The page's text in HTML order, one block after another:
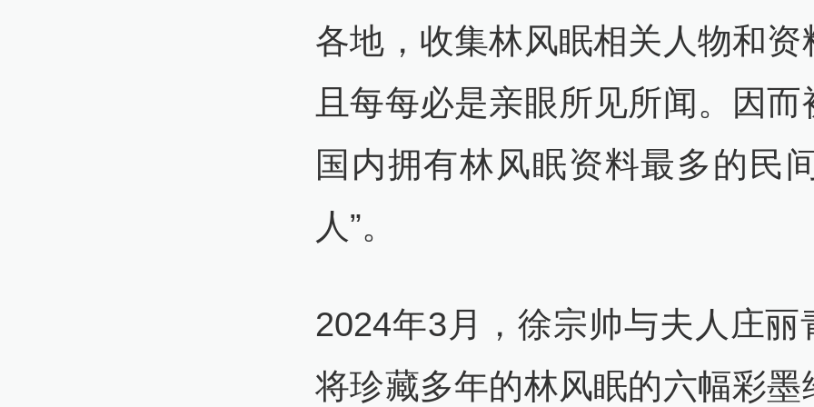
各地，收集林风眠相关人物和资
且每每必是亲眼所见所闻。因而
国内拥有林风眠资料最多的民
人”。
2024年3月，徐宗帅与夫人庄丽
将珍藏多年的林风眠的六幅彩墨